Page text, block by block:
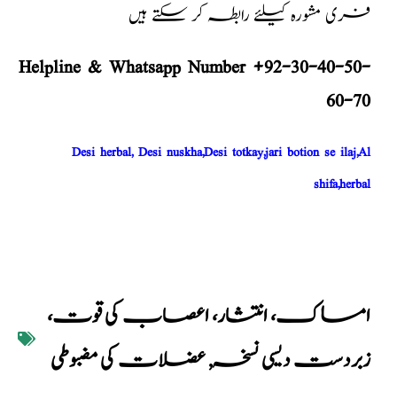
فری مشورہ کیلئے رابطہ کر سکتے ہیں
Helpline & Whatsapp Number +92-30-40-50-
60-70
Desi herbal, Desi nuskha,Desi totkay,jari botion se ilaj,Al
shifa,herbal
امساک، انتشار، اعصاب کی قوت،
زبردست دیسی نسخہ,عضلات کی مضبوطی